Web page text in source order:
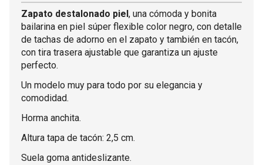
Zapato destalonado piel, una cómoda y bonita
bailarina en piel súper flexible color negro, con detalle
de tachas de adorno en el zapato y también en tacón,
con tira trasera ajustable que garantiza un ajuste
perfecto.
Un modelo muy para todo por su elegancia y
comodidad.
Horma anchita.
Altura tapa de tacón: 2,5 cm.
Suela goma antideslizante.